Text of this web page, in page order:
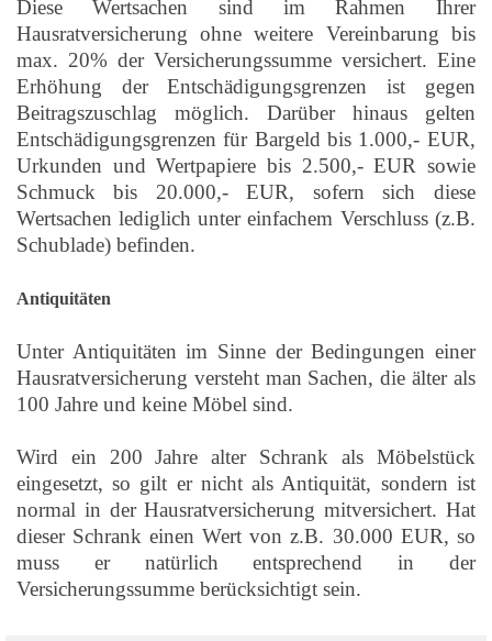
Diese Wertsachen sind im Rahmen Ihrer
Hausratversicherung ohne weitere Vereinbarung bis
max. 20% der Versicherungssumme versichert. Eine
Erhöhung der Entschädigungsgrenzen ist gegen
Beitragszuschlag möglich. Darüber hinaus gelten
Entschädigungsgrenzen für Bargeld bis 1.000,- EUR,
Urkunden und Wertpapiere bis 2.500,- EUR sowie
Schmuck bis 20.000,- EUR, sofern sich diese
Wertsachen lediglich unter einfachem Verschluss (z.B.
Schublade) befinden.
Antiquitäten
Unter Antiquitäten im Sinne der Bedingungen einer
Hausratversicherung versteht man Sachen, die älter als
100 Jahre und keine Möbel sind.
Wird ein 200 Jahre alter Schrank als Möbelstück
eingesetzt, so gilt er nicht als Antiquität, sondern ist
normal in der Hausratversicherung mitversichert. Hat
dieser Schrank einen Wert von z.B. 30.000 EUR, so
muss er natürlich entsprechend in der
Versicherungssumme berücksichtigt sein.